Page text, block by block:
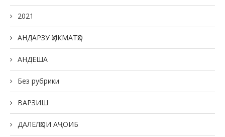
2021
АНДАРЗУ ҲИКМАТҲО
АНДЕША
Без рубрики
ВАРЗИШ
ДАЛЕЛҲОИ АҶОИБ